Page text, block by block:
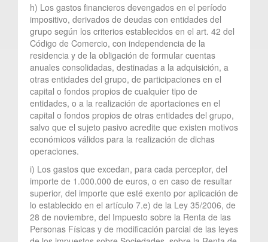
h) Los gastos financieros devengados en el período
impositivo, derivados de deudas con entidades del
grupo según los criterios establecidos en el art. 42 del
Código de Comercio, con independencia de la
residencia y de la obligación de formular cuentas
anuales consolidadas, destinadas a la adquisición, a
otras entidades del grupo, de participaciones en el
capital o fondos propios de cualquier tipo de
entidades, o a la realización de aportaciones en el
capital o fondos propios de otras entidades del grupo,
salvo que el sujeto pasivo acredite que existen motivos
económicos válidos para la realización de dichas
operaciones.
i) Los gastos que excedan, para cada perceptor, del
importe de 1.000.000 de euros, o en caso de resultar
superior, del importe que esté exento por aplicación de
lo establecido en el artículo 7.e) de la Ley 35/2006, de
28 de noviembre, del Impuesto sobre la Renta de las
Personas Físicas y de modificación parcial de las leyes